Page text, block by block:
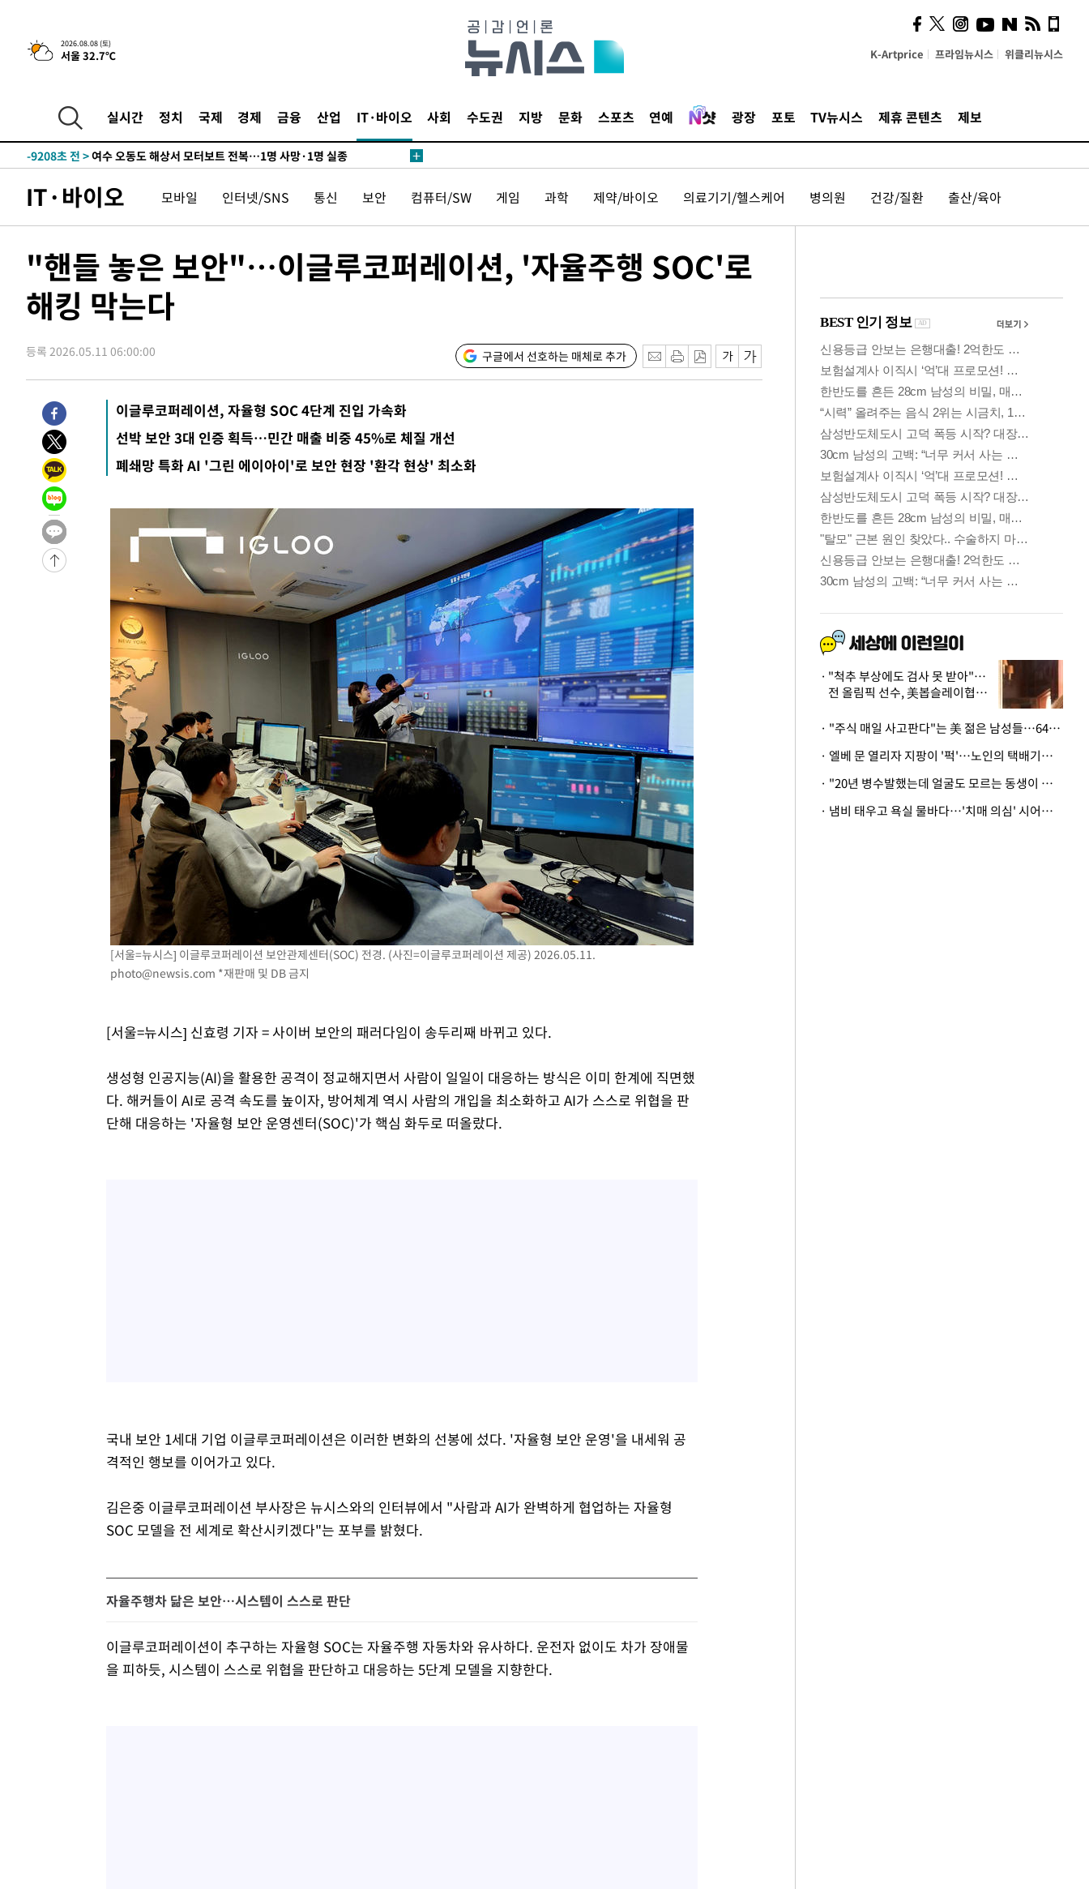
2026.08.08 (토)
서울 32.7℃ K-Artprice 프라임뉴시스 위클리뉴시스
실시간 정치 국제 경제 금융 산업 IT·바이오 사회 수도권 지방 문화 스포츠 연예 광장 포토 TV뉴시스 제휴 콘텐츠 제보
-18481초 전 >강릉에 시간당 81.4㎜ 물폭탄…도로 잠기고 담벼락 붕괴
-9832초 전 >
남자 농구, 나고야 아시안게임서 '홈팀' 일본과 한일전
-9208초 전 >여수 오동도 해상서 모터보트 전복…1명 사망·1명 실종
-5435초 전 >극한폭염 한풀 꺾이지만…'낮 최고 35도' 무더위, 열대야 계속[다음
-2453초 전 >
축구협회 "압수수색·성접대 논란 사과…쇄신의 기회로 삼겠다"
-970초 전 > [속보]'압수수색·성접대 논란' 축구협회 "실망과 걱정 안겨드려 죄송"
2시간 전 >'최고 37도' 폭염 지속…강원동해안 최대 150㎜ 비
4시간 전 > [속보]뉴욕증시 상승 마감…S&P 0.6% 나스닥 1.3%↑
-26535초 전 >낮 최고 35도 '무더위'…동해안 시간당 30㎜ '강한 비'[내일날씨]
-25805초 전 >[속보]이강인 "감독님이 원하는 마음 느꼈고, 많은 트로피 원해 아
틀레티코 이적"
-25587초 전 >
수도권 40도 육박 '펄펄'…동해안 일부 지역엔 호의주의보
-12318초 전 > 선재도서 해루질 나섰다 실종 60대, 닷새 만에 숨진 채 발견
-9852초 전 >
남자 농구, 나고야 아시안게임서 '홈팀' 일본과 한일전
-9228초 전 >
여수 오동도 해상서 모터보트 전복…1명 사망·1명 실종
-5455초 전 >
극한폭염 한풀 꺾이지만…'낮 최고 35도' 무더위, 열대야 계속[다음
주 날씨]
-2473초 전 >
-990초 전 >
[속보]'압수수색·성접대 논란' 축구협회 "실망과 걱정 안겨드려 죄송"
2시간 전 >
'최고 37도' 폭염 지속…강원동해안 최대 150㎜ 비
4시간 전 >
[속보]뉴욕증시 상승 마감…S&P 0.6% 나스닥 1.3%↑
IT·바이오 모바일 인터넷/SNS 통신 보안 컴퓨터/SW 게임 과학 제약/바이오 의료기기/헬스케어 병의원 건강/질환 출산/육아
"핸들 놓은 보안"…이글루코퍼레이션, '자율주행 SOC'로
해킹 막는다
등록 2026.05.11 06:00:00 구글에서 선호하는 매체로 추가
이글루코퍼레이션, 자율형 SOC 4단계 진입 가속화
선박 보안 3대 인증 획득…민간 매출 비중 45%로 체질 개선
폐쇄망 특화 AI '그린 에이아이'로 보안 현장 '환각 현상' 최소화
[서울=뉴시스] 이글루코퍼레이션 보안관제센터(SOC) 전경. (사진=이글루코퍼레이션 제공) 2026.05.11.
photo@newsis.com *재판매 및 DB 금지
[서울=뉴시스] 신효령 기자 = 사이버 보안의 패러다임이 송두리째 바뀌고 있다.
생성형 인공지능(AI)을 활용한 공격이 정교해지면서 사람이 일일이 대응하는 방식은 이미 한계에 직면했
다. 해커들이 AI로 공격 속도를 높이자, 방어체계 역시 사람의 개입을 최소화하고 AI가 스스로 위협을 판
단해 대응하는 '자율형 보안 운영센터(SOC)'가 핵심 화두로 떠올랐다.
국내 보안 1세대 기업 이글루코퍼레이션은 이러한 변화의 선봉에 섰다. '자율형 보안 운영'을 내세워 공
격적인 행보를 이어가고 있다.
김은중 이글루코퍼레이션 부사장은 뉴시스와의 인터뷰에서 "사람과 AI가 완벽하게 협업하는 자율형
SOC 모델을 전 세계로 확산시키겠다"는 포부를 밝혔다.
자율주행차 닮은 보안…시스템이 스스로 판단
이글루코퍼레이션이 추구하는 자율형 SOC는 자율주행 자동차와 유사하다. 운전자 없이도 차가 장애물
을 피하듯, 시스템이 스스로 위협을 판단하고 대응하는 5단계 모델을 지향한다.
사이 해답 찾았죠"…알을
깨고 나온 '초자아'
"척추 부상에도 검사 못 받아"…
전 올림픽 선수, 美봅슬레이협회
· "주식 매일 사고판다"는 美 젊은 남성들…64%가 "나는 인생의 패배자“
· 엘베 문 열리자 지팡이 '퍽'…노인의 택배기사 폭행 이유
· "20년 병수발했는데 얼굴도 모르는 동생이 유산 절반을"…배다른 형제 상속권 있을까
· 냄비 태우고 욕실 물바다…'치매 의심' 시어머니 검사 권유했다가 '날벼락'